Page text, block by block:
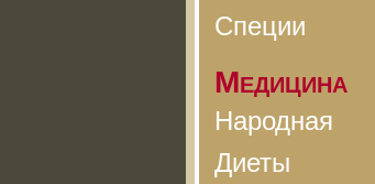
Специи
Медицина
Народная
Диеты